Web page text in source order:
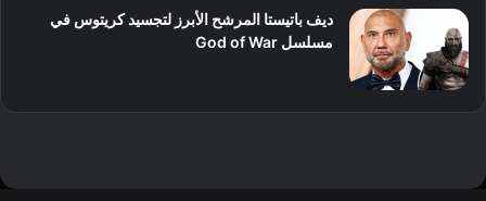
ديف باتيستا المرشح الأبرز لتجسيد كريتوس في
مسلسل God of War